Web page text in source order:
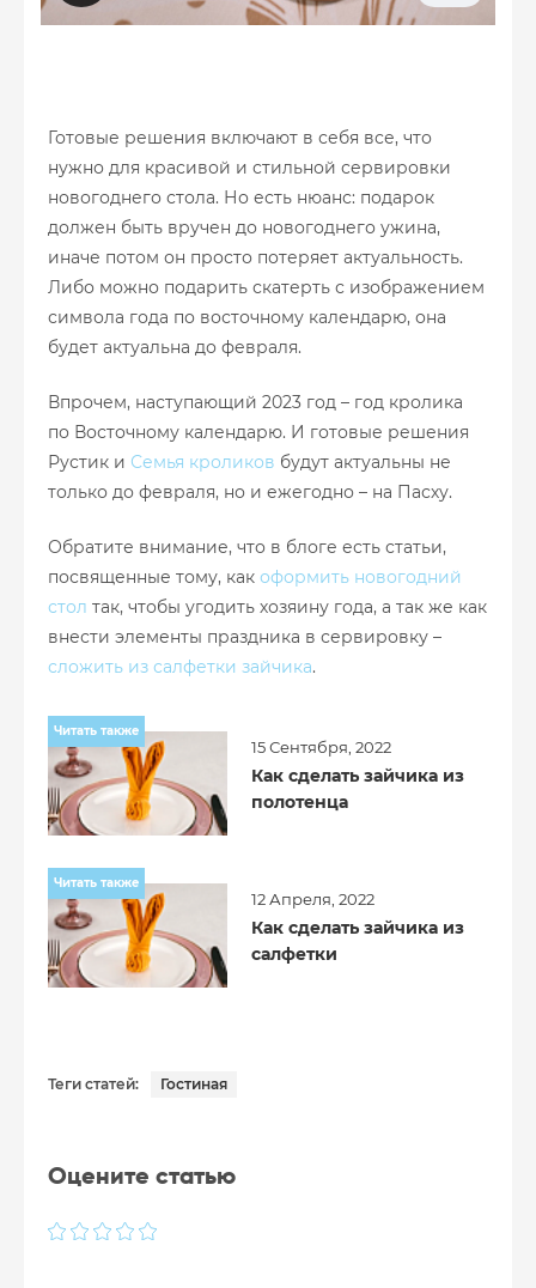
Готовые решения включают в себя все, что
нужно для красивой и стильной сервировки
новогоднего стола. Но есть нюанс: подарок
должен быть вручен до новогоднего ужина,
иначе потом он просто потеряет актуальность.
Либо можно подарить скатерть с изображением
символа года по восточному календарю, она
будет актуальна до февраля.
Впрочем, наступающий 2023 год – год кролика
по Восточному календарю. И готовые решения
Рустик и Семья кроликов будут актуальны не
только до февраля, но и ежегодно – на Пасху.
Обратите внимание, что в блоге есть статьи,
посвященные тому, как оформить новогодний
стол так, чтобы угодить хозяину года, а так же как
внести элементы праздника в сервировку –
сложить из салфетки зайчика.
Читать также
15 Сентября, 2022
Как сделать зайчика из
полотенца
Читать также
12 Апреля, 2022
Как сделать зайчика из
салфетки
Теги статей: Гостиная
Оцените статью